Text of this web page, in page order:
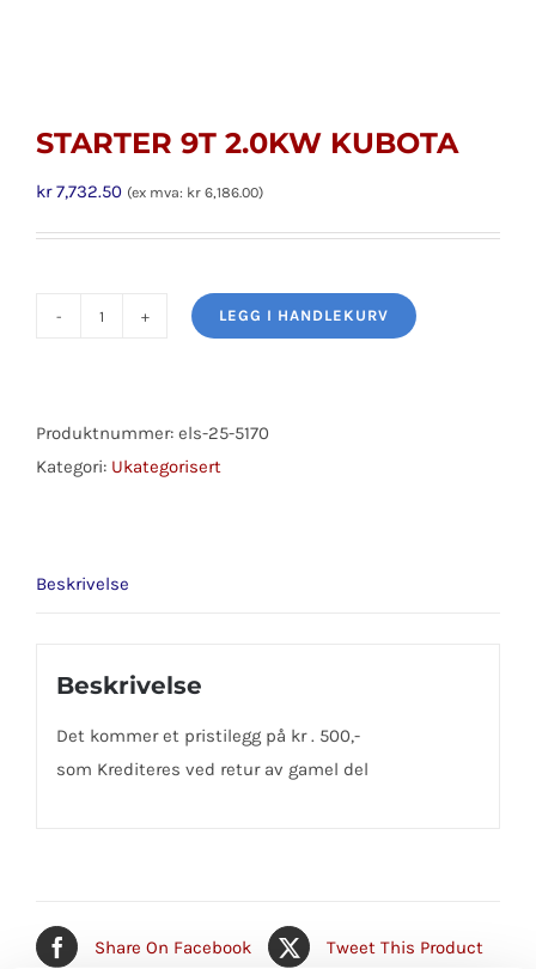
STARTER 9T 2.0KW KUBOTA
kr7,732.50 (ex mva: kr 6,186.00)
KUBOTA
antall
LEGG I HANDLEKURV
Produktnummer: els-25-5170
Kategori: Ukategorisert
Beskrivelse
Beskrivelse
Det kommer et pristilegg på kr . 500,-
som Krediteres ved retur av gamel del
Share On Facebook Tweet This Product